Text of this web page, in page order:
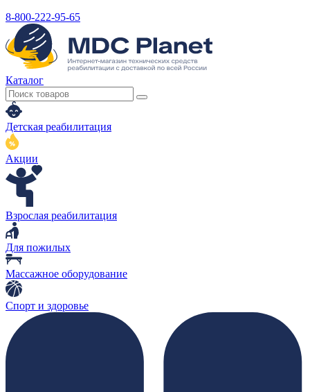
8-800-222-95-65
Каталог
Детская реабилитация
Акции
Взрослая реабилитация
Для пожилых
Массажное оборудование
Спорт и здоровье